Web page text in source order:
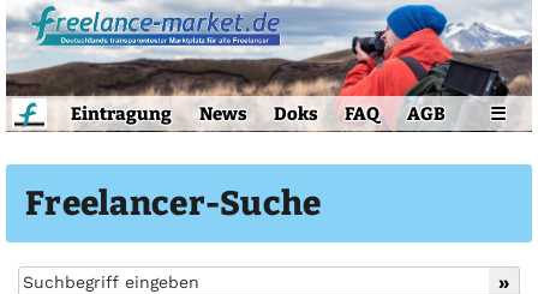
Eintragung News Doks FAQ AGB ☰
Freelancer-Suche